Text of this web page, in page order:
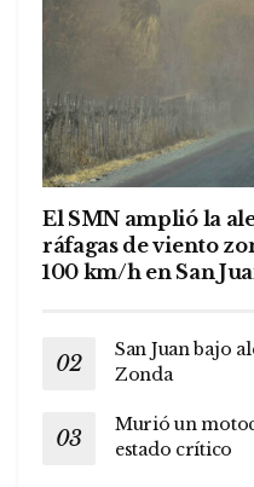
El SMN amplió la
ráfagas de viento
100 km/h en San
San Juan bajo
Zonda
Murió un
estado crítico